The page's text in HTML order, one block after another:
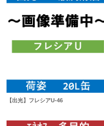
【出光】フレシアU-46